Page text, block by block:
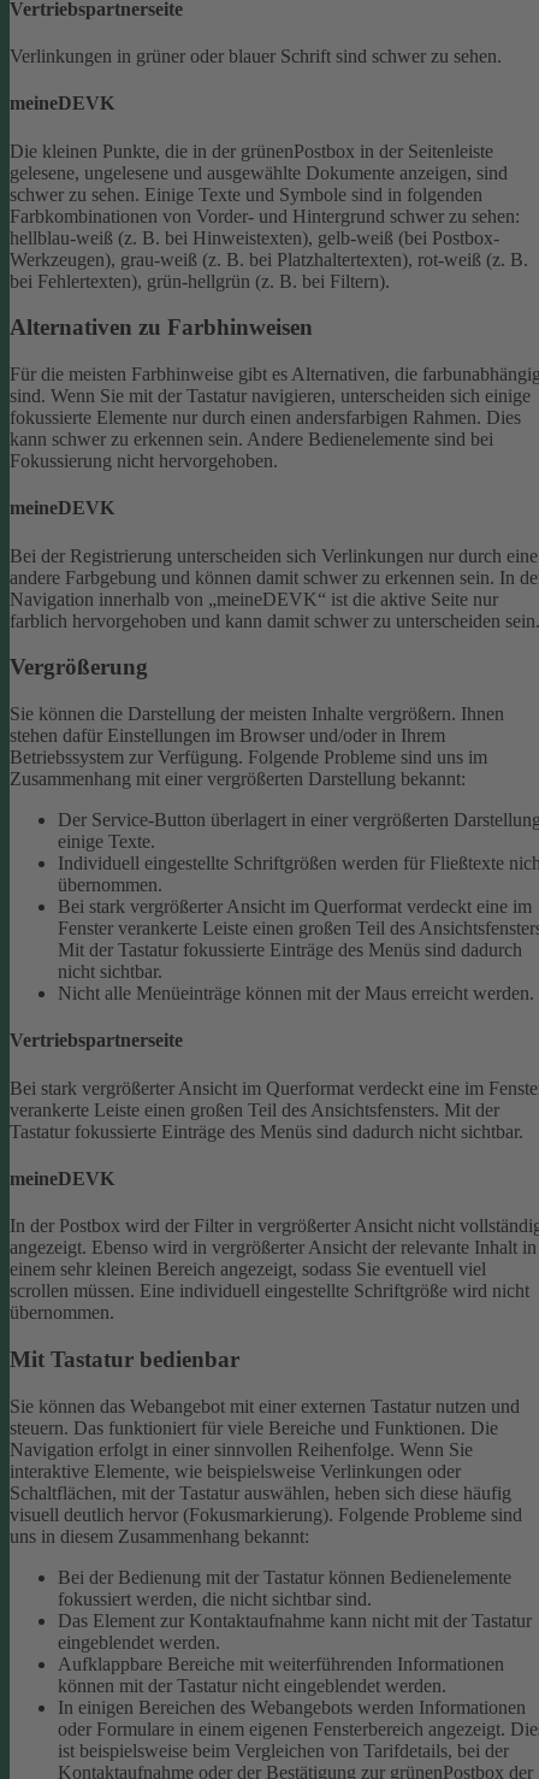
Vertriebspartnerseite
Verlinkungen in grüner oder blauer Schrift sind schwer zu sehen.
meineDEVK
Die kleinen Punkte, die in der grünenPostbox in der Seitenleiste
gelesene, ungelesene und ausgewählte Dokumente anzeigen, sind
schwer zu sehen. Einige Texte und Symbole sind in folgenden
Farbkombinationen von Vorder- und Hintergrund schwer zu sehen:
hellblau-weiß (z. B. bei Hinweistexten), gelb-weiß (bei Postbox-
Werkzeugen), grau-weiß (z. B. bei Platzhaltertexten), rot-weiß (z. B.
bei Fehlertexten), grün-hellgrün (z. B. bei Filtern).
Alternativen zu Farbhinweisen
Für die meisten Farbhinweise gibt es Alternativen, die
sind. Wenn Sie mit der Tastatur navigieren, unterscheiden sich einige
fokussierte Elemente nur durch einen andersfarbigen Rahmen. Dies
kann schwer zu erkennen sein. Andere Bedienelemente sind bei
Fokussierung nicht hervorgehoben.
meineDEVK
Bei der Registrierung unterscheiden sich Verlinkungen nur durch eine
andere Farbgebung und können damit schwer zu erkennen sein. In
Navigation innerhalb von „meineDEVK“ ist die aktive Seite nur
farblich hervorgehoben und kann damit schwer zu unterscheiden sein.
Vergrößerung
Sie können die Darstellung der meisten Inhalte vergrößern. Ihnen
stehen dafür Einstellungen im Browser und/oder in Ihrem
Betriebssystem zur Verfügung. Folgende Probleme sind uns im
Zusammenhang mit einer vergrößerten Darstellung bekannt:
Der Service-Button überlagert in einer vergrößerten
einige Texte.
Individuell eingestellte Schriftgrößen werden für Fließtexte
übernommen.
Bei stark vergrößerter Ansicht im Querformat verdeckt eine im
Fenster verankerte Leiste einen großen Teil des
Mit der Tastatur fokussierte Einträge des Menüs sind dadurch
nicht sichtbar.
Nicht alle Menüeinträge können mit der Maus erreicht werden.
Vertriebspartnerseite
Bei stark vergrößerter Ansicht im Querformat verdeckt eine im
verankerte Leiste einen großen Teil des Ansichtsfensters. Mit der
Tastatur fokussierte Einträge des Menüs sind dadurch nicht sichtbar.
meineDEVK
In der Postbox wird der Filter in vergrößerter Ansicht nicht
angezeigt. Ebenso wird in vergrößerter Ansicht der relevante Inhalt in
einem sehr kleinen Bereich angezeigt, sodass Sie eventuell viel
scrollen müssen. Eine individuell eingestellte Schriftgröße wird nicht
übernommen.
Mit Tastatur bedienbar
Sie können das Webangebot mit einer externen Tastatur nutzen und
steuern. Das funktioniert für viele Bereiche und Funktionen. Die
Navigation erfolgt in einer sinnvollen Reihenfolge. Wenn Sie
interaktive Elemente, wie beispielsweise Verlinkungen oder
Schaltflächen, mit der Tastatur auswählen, heben sich diese häufig
visuell deutlich hervor (Fokusmarkierung). Folgende Probleme sind
uns in diesem Zusammenhang bekannt:
Bei der Bedienung mit der Tastatur können Bedienelemente
fokussiert werden, die nicht sichtbar sind.
Das Element zur Kontaktaufnahme kann nicht mit der Tastatur
eingeblendet werden.
Aufklappbare Bereiche mit weiterführenden Informationen
können mit der Tastatur nicht eingeblendet werden.
In einigen Bereichen des Webangebots werden Informationen
oder Formulare in einem eigenen Fensterbereich angezeigt.
ist beispielsweise beim Vergleichen von Tarifdetails, bei der
Kontaktaufnahme oder der Bestätigung zur grünenPostbox der